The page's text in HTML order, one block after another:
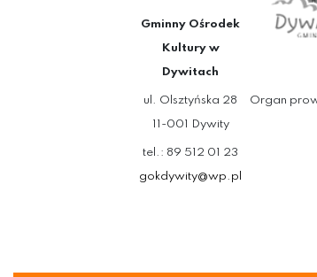
Gminny Ośrodek
Kultury w
Dywitach
ul. Olsztyńska 28
11-001 Dywity
tel.: 89 512 01 23
gokdywity@wp.pl
Organ